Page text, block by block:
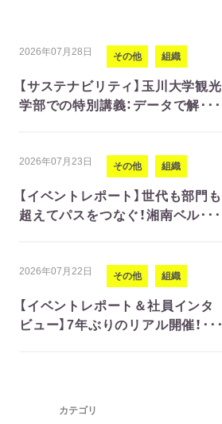
2026年07月28日 その他 組織
【サステナビリティ】玉川大学観光
学部での特別講義：データで解･･･
2026年07月23日 その他 組織
【イベントレポート】世代も部門も
超えてパスをつなぐ！湘南ベル･･･
2026年07月22日 その他 組織
【イベントレポート＆社員インタ
ビュー】7年ぶりのリアル開催！･･･
カテゴリ